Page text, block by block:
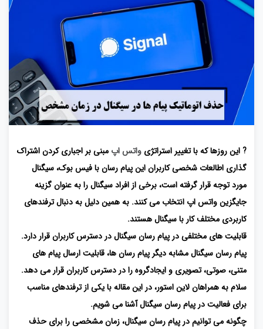
? این روزها که با تغییر استراتژی واتس اپ مبنی بر اجباری کردن اشتراک
گذاری اطالعات شخصی کاربران این پیام رسان با فیس بوک، سیگنال
مورد توجه قرار گرفته است، برخی از افراد سیگنال را به عنوان گزینه
جایگزین واتس اپ انتخاب می کنند. به همین دلیل به دنبال ترفندهای
کاربردی مختلف کار با سیگنال هستند.
قابلیت های مختلفی در پیام رسان سیگنال در دسترس کاربران قرار دارد.
پیام رسان سیگنال مشابه دیگر پیام رسان ها، قابلیت ارسال پیام های
متنی، صوتی، تصویری و ایجادگروه را در دسترس کاربران قرار می دهد.
سلام به همراهان لاین استور، در این مقاله با یکی از ترفندهای مناسب
برای فعالیت در پیام رسان سیگنال آشنا می شویم.
‌چگونه می توانیم در پیام رسان سیگنال، زمان مشخصی را برای حذف